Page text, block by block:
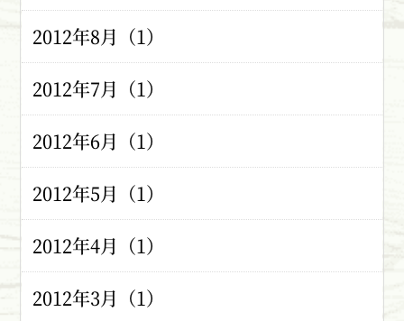
2012年8月（1）
2012年7月（1）
2012年6月（1）
2012年5月（1）
2012年4月（1）
2012年3月（1）